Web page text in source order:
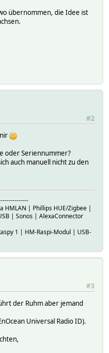
übernommen, die Idee ist
#2
oder Seriennummer?
auch manuell nicht zu den
HMLAN | Phillips HUE/Zigbee |
| Sonos | AlexaConnector
1 | HM-Raspi-Modul | USB-
#3
der Ruhm aber jemand
Universal Radio ID).